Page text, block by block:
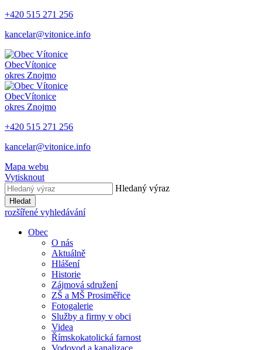
+420 515 271 256
kancelar@vitonice.info
ObecVítonice
okres Znojmo
ObecVítonice
okres Znojmo
+420 515 271 256
kancelar@vitonice.info
Mapa webu
Vytisknout
Hledaný výraz
Hledat
rozšířené vyhledávání
Obec
O nás
Aktuálně
Hlášení
Historie
Zájmová sdružení
ZŠ a MŠ Prosiměřice
Fotogalerie
Služby a firmy v obci
Videa
Římskokatolická farnost
Vodovod a kanalizace